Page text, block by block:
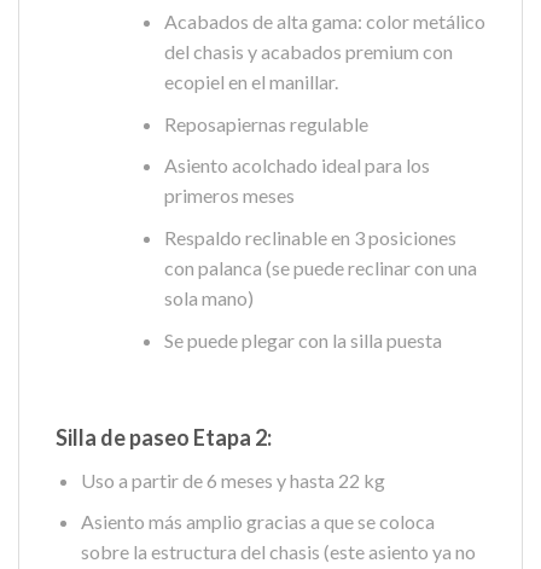
Acabados de alta gama: color metálico
del chasis y acabados premium con
ecopiel en el manillar.
Reposapiernas regulable
Asiento acolchado ideal para los
primeros meses
Respaldo reclinable en 3 posiciones
con palanca (se puede reclinar con una
sola mano)
Se puede plegar con la silla puesta
Silla de paseo Etapa 2:
Uso a partir de 6 meses y hasta 22 kg
Asiento más amplio gracias a que se coloca
sobre la estructura del chasis (este asiento ya no